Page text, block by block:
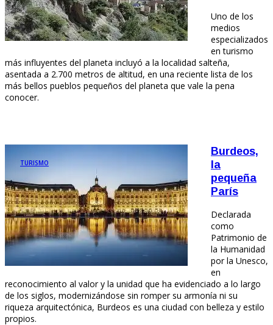
Uno de los
medios
especializados
en turismo
más influyentes del planeta incluyó a la localidad salteña,
asentada a 2.700 metros de altitud, en una reciente lista de los
más bellos pueblos pequeños del planeta que vale la pena
conocer.
TURISMO
Burdeos,
la
pequeña
París
Declarada
como
Patrimonio de
la Humanidad
por la Unesco,
en
reconocimiento al valor y la unidad que ha evidenciado a lo largo
de los siglos, modernizándose sin romper su armonía ni su
riqueza arquitectónica, Burdeos es una ciudad con belleza y estilo
propios.